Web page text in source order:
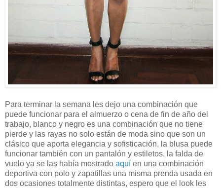
Para terminar la semana les dejo una combinación que
puede funcionar para el almuerzo o cena de fin de año del
trabajo, blanco y negro es una combinación que no tiene
pierde y las rayas no solo están de moda sino que son un
clásico que aporta elegancia y sofisticación, la blusa puede
funcionar también con un pantalón y estiletos, la falda de
vuelo ya se las había mostrado aquí en una combinación
deportiva con polo y zapatillas una misma prenda usada en
dos ocasiones totalmente distintas, espero que el look les